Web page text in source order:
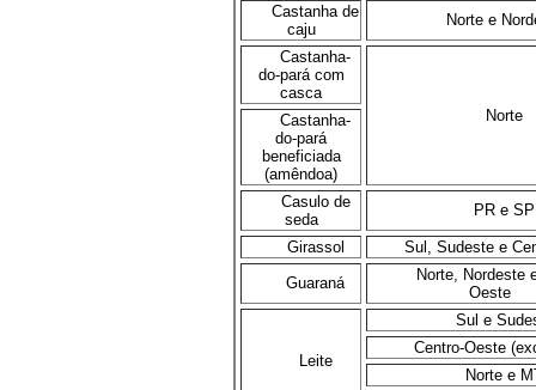
Castanha de
caju
Norte e
Castanha-
do-pará com
casca
Norte
Castanha-
do-pará
beneficiada
(amêndoa)
Casulo de
seda
PR e SP
Girassol
Sul, Sudeste e
Guaraná
Norte, Nordeste
Oeste
Leite
Sul e
Centro-Oeste
Norte e